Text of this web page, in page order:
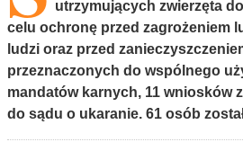
utrzymujących zwierzęta
celu ochronę przed zagrożeniem
ludzi oraz przed
przeznaczonych do wspólnego
mandatów karnych, 11 wniosków
do sądu o ukaranie. 61 osób